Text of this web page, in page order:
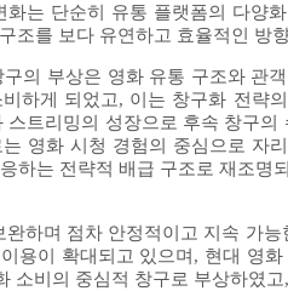
는 단순히 유통 플랫폼의 다양
조를 보다 유연하고 효율적인 방
의 부상은 영화 유통 구조와 관
하게 되었고, 이는 창구화 전략
스트리밍의 성장으로 후속 창구
영화 시청 경험의 중심으로 자
하는 전략적 배급 구조로 재조
하며 점차 안정적이고 지속 가
용이 확대되고 있으며, 현대 영
소비의 중심적 창구로 부상하였